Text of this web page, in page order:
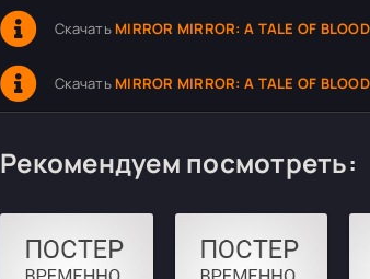
Скачать MIRROR MIRROR: A TALE OF BLOOD
Скачать MIRROR MIRROR: A TALE OF BLOOD
Рекомендуем посмотреть: